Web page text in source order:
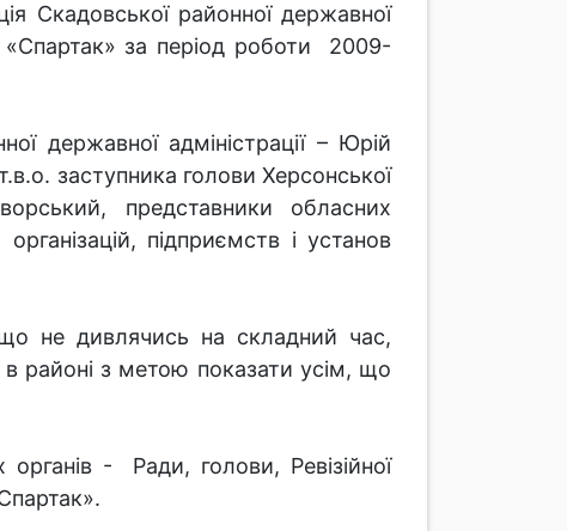
Скадовської районної державної
«Спартак» за період роботи 2009-
державної адміністрації – Юрій
заступника голови Херсонської
представники обласних
підприємств і установ
не дивлячись на складний час,
в районі з метою показати усім, що
- Ради, голови, Ревізійної